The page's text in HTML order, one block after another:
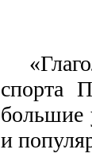
спорта
большие
и